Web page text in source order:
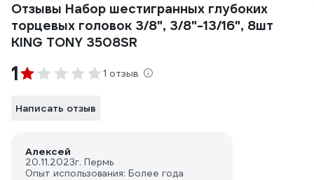
Отзывы Набор шестигранных глубоких
торцевых головок 3/8", 3/8"-13/16", 8шт
KING TONY 3508SR
1 1 отзыв
Написать отзыв
Алексей
20.11.2023г. Пермь
Опыт использования: Более года